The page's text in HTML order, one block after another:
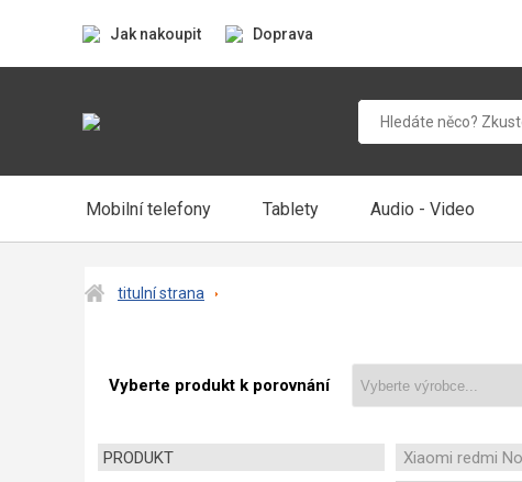
Jak nakoupit Doprava
Mobilní telefony Tablety Audio - Video
titulní strana
Vyberte produkt k porovnání
PRODUKT Xiaomi redmi